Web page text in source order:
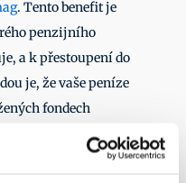
. Tento benefit je
penzijního
a k přestoupení do
je, že vaše peníze
fondech